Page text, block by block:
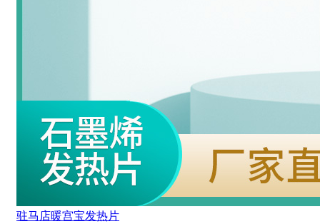
驻马店暖宫宝发热片